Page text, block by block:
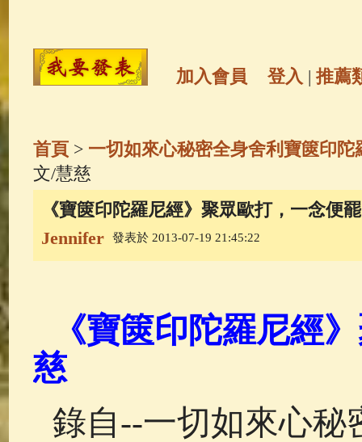
高僧故事 (142) 放生護生 (133)
生活禪(70) 釋迦牟尼佛傳(69)
善財童子五十三參(57) 觀世音
佛典故事(37) 佛說療痔(腫瘤)
加入會員 登入 | 推薦
首頁> 一切如來心秘密全身舍利寶篋印陀
文/慧慈
《寶篋印陀羅尼經》聚眾歐打，一念便
Jennifer
發表於 2013-07-19 21:45:22
《寶篋印陀羅尼經
慈
錄自--一切如來心秘